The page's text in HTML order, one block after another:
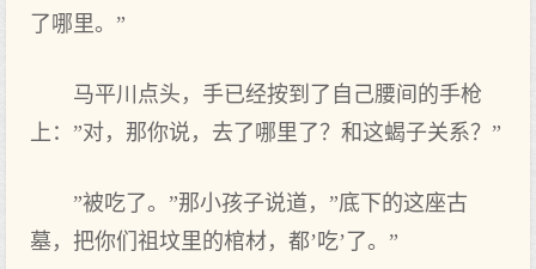
了哪里。”
马平川点头，手已经按到了自己腰间的手枪
上：”对，那你说，去了哪里了？和这蝎子关系？”
”被吃了。”那小孩子说道，”底下的这座古
墓，把你们祖坟里的棺材，都’吃’了。”